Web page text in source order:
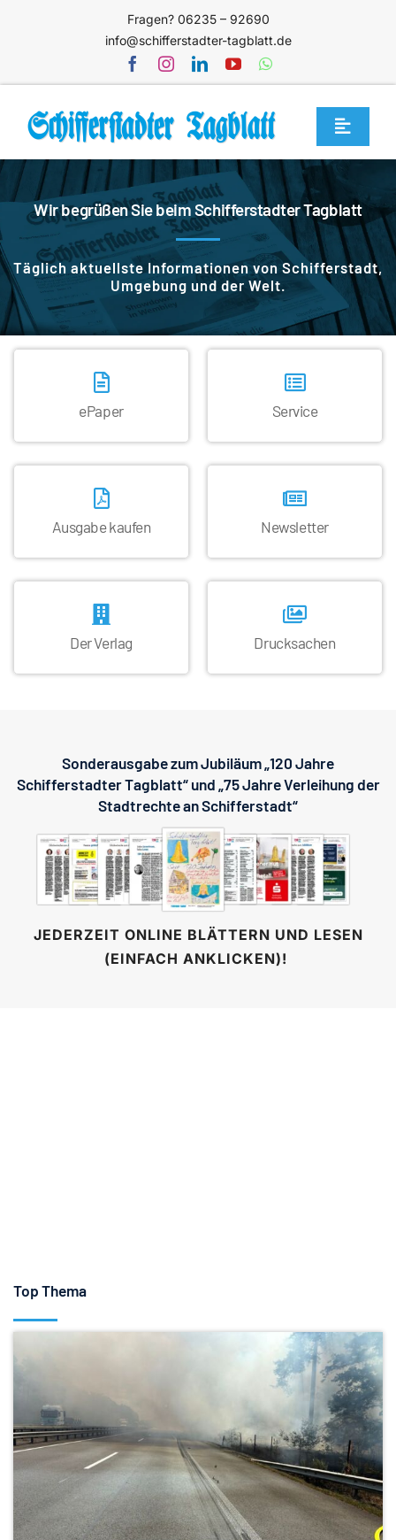
Fragen? 06235 – 92690
info@schifferstadter-tagblatt.de
Toggle
Home
Themen
Blog
Unternehmen
Service
Mediathek
Jetzt abonnieren
Wir begrüßen Sie beim Schifferstadter Tagblatt
Täglich aktuellste Informationen von Schifferstadt,
Umgebung und der Welt.
ePaper Service
Ausgabe kaufen Newsletter
Der Verlag Drucksachen
Sonderausgabe zum Jubiläum „120 Jahre
Schifferstadter Tagblatt“ und „75 Jahre Verleihung der
Stadtrechte an Schifferstadt“
JEDERZEIT ONLINE BLÄTTERN UND LESEN
(EINFACH ANKLICKEN)!
Top Thema